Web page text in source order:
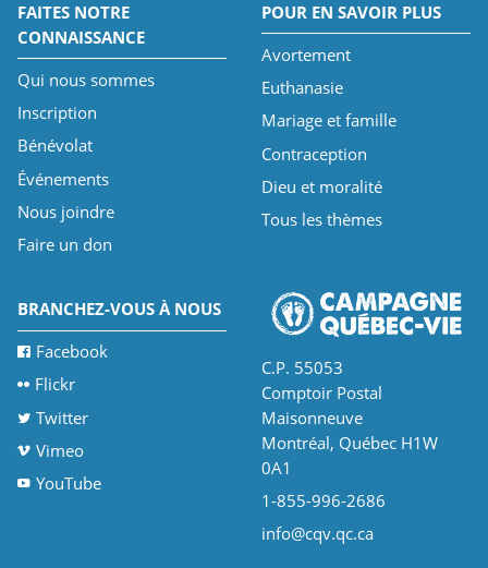
FAITES NOTRE
CONNAISSANCE
Qui nous sommes
Inscription
Bénévolat
Événements
Nous joindre
Faire un don
POUR EN SAVOIR PLUS
Avortement
Euthanasie
Mariage et famille
Contraception
Dieu et moralité
Tous les thèmes
BRANCHEZ-VOUS À NOUS
Facebook
Flickr
Twitter
Vimeo
YouTube
C.P. 55053
Comptoir Postal
Maisonneuve
Montréal, Québec H1W
0A1
1-855-996-2686
info@cqv.qc.ca